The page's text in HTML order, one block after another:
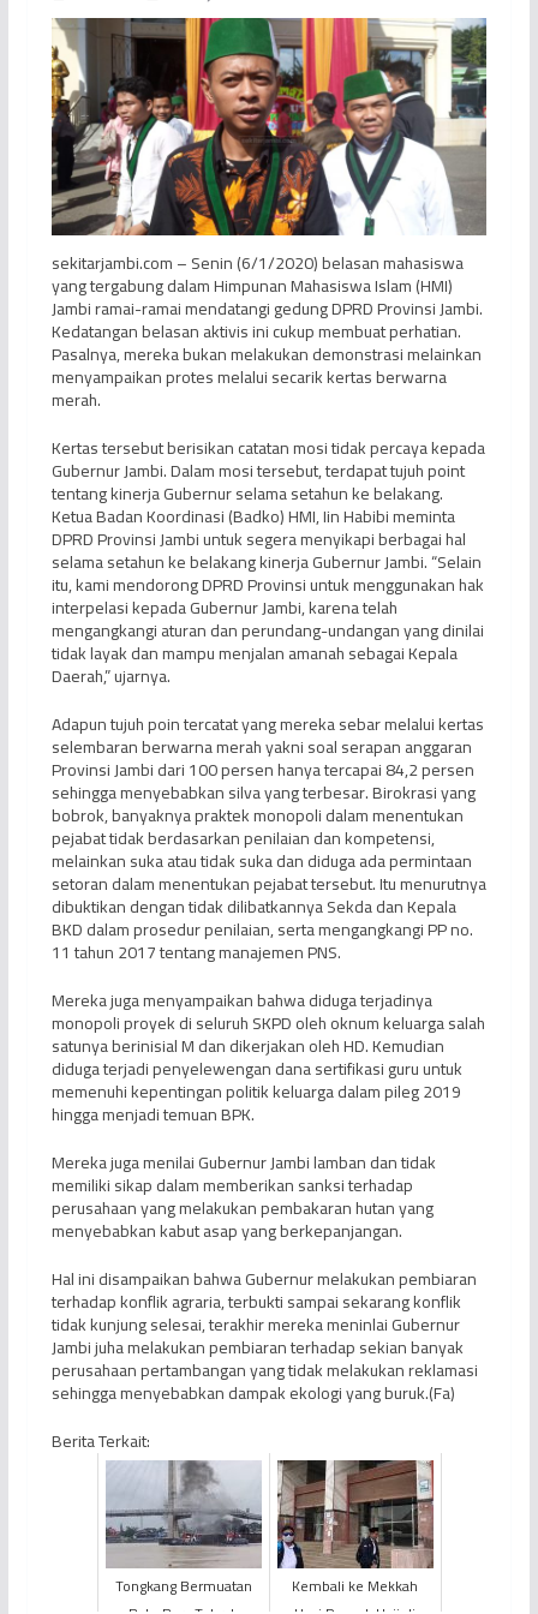
sekitarjambi.com – Senin (6/1/2020) belasan mahasiswa
yang tergabung dalam Himpunan Mahasiswa Islam (HMI)
Jambi ramai-ramai mendatangi gedung DPRD Provinsi Jambi.
Kedatangan belasan aktivis ini cukup membuat perhatian.
Pasalnya, mereka bukan melakukan demonstrasi melainkan
menyampaikan protes melalui secarik kertas berwarna
merah.
Kertas tersebut berisikan catatan mosi tidak percaya kepada
Gubernur Jambi. Dalam mosi tersebut, terdapat tujuh point
tentang kinerja Gubernur selama setahun ke belakang.
Ketua Badan Koordinasi (Badko) HMI, Iin Habibi meminta
DPRD Provinsi Jambi untuk segera menyikapi berbagai hal
selama setahun ke belakang kinerja Gubernur Jambi. “Selain
itu, kami mendorong DPRD Provinsi untuk menggunakan hak
interpelasi kepada Gubernur Jambi, karena telah
mengangkangi aturan dan perundang-undangan yang dinilai
tidak layak dan mampu menjalan amanah sebagai Kepala
Daerah,” ujarnya.
Adapun tujuh poin tercatat yang mereka sebar melalui kertas
selembaran berwarna merah yakni soal serapan anggaran
Provinsi Jambi dari 100 persen hanya tercapai 84,2 persen
sehingga menyebabkan silva yang terbesar. Birokrasi yang
bobrok, banyaknya praktek monopoli dalam menentukan
pejabat tidak berdasarkan penilaian dan kompetensi,
melainkan suka atau tidak suka dan diduga ada permintaan
setoran dalam menentukan pejabat tersebut. Itu menurutnya
dibuktikan dengan tidak dilibatkannya Sekda dan Kepala
BKD dalam prosedur penilaian, serta mengangkangi PP no.
11 tahun 2017 tentang manajemen PNS.
Mereka juga menyampaikan bahwa diduga terjadinya
monopoli proyek di seluruh SKPD oleh oknum keluarga salah
satunya berinisial M dan dikerjakan oleh HD. Kemudian
diduga terjadi penyelewengan dana sertifikasi guru untuk
memenuhi kepentingan politik keluarga dalam pileg 2019
hingga menjadi temuan BPK.
Mereka juga menilai Gubernur Jambi lamban dan tidak
memiliki sikap dalam memberikan sanksi terhadap
perusahaan yang melakukan pembakaran hutan yang
menyebabkan kabut asap yang berkepanjangan.
Hal ini disampaikan bahwa Gubernur melakukan pembiaran
terhadap konflik agraria, terbukti sampai sekarang konflik
tidak kunjung selesai, terakhir mereka meninlai Gubernur
Jambi juha melakukan pembiaran terhadap sekian banyak
perusahaan pertambangan yang tidak melakukan reklamasi
sehingga menyebabkan dampak ekologi yang buruk.(Fa)
Berita Terkait:
Tongkang Bermuatan
Kembali ke Mekkah